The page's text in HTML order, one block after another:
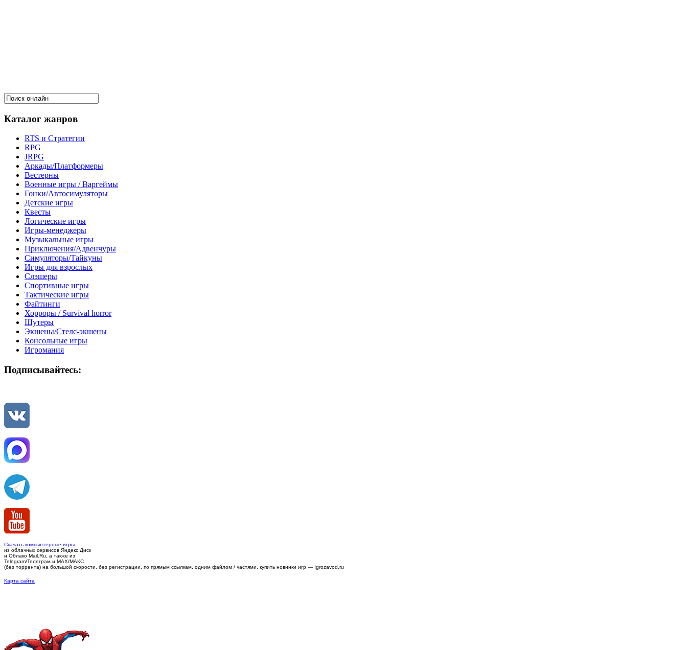
Каталог жанров
RTS и Стратегии
RPG
JRPG
Аркады/Платформеры
Вестерны
Военные игры / Варгеймы
Гонки/Автосимуляторы
Детские игры
Квесты
Логические игры
Игры-менеджеры
Музыкальные игры
Приключения/Адвенчуры
Симуляторы/Тайкуны
Игры для взрослых
Слэшеры
Спортивные игры
Тактические игры
Файтинги
Хорроры / Survival horror
Шутеры
Экшены/Стелс-экшены
Консольные игры
Игромания
Подписывайтесь:
Скачать компьютерные игры
из облачных сервисов Яндекс.Диск
и Облако Mail.Ru, а также из
Telegram/Телеграм и MAX/МАКС
(без торрента) на большой скорости, без регистрации, по прямым ссылкам, одним файлом / частями, купить новинки игр — Igrozavod.ru
Карта сайта